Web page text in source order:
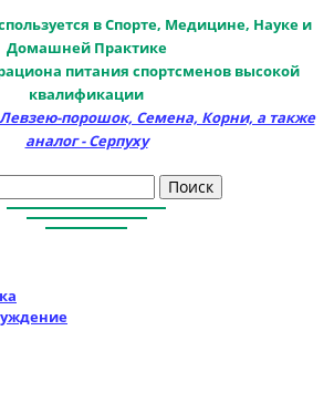
в Спорте, Медицине, Науке и
Домашней Практике
питания спортсменов высокой
квалификации
Левзею-порошок, Семена, Корни, а также
аналог - Серпуху